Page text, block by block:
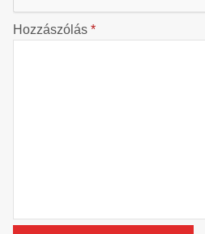
Hozzászólás *